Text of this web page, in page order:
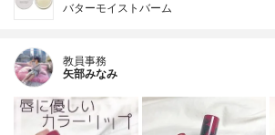
バターモイストバーム
教員事務
矢部みなみ